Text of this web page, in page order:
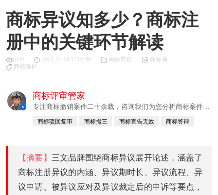
商标异议知多少？商标注
册中的关键环节解读
849 2024-11-18 17:04:40 商标异议
商标局
商标维护
v
商标评审管家
专注商标撤销案件二十余载，咨询我们为您分析商标案件成
商标驳回复审 商标撤三 商标宣告无效 商标答辩
【摘要】 三文品牌围绕商标异议展开论述，涵盖了
商标注册异议的内涵、异议期时长、异议流程、异
议申请、被异议应对及异议裁定后的申诉等要点，